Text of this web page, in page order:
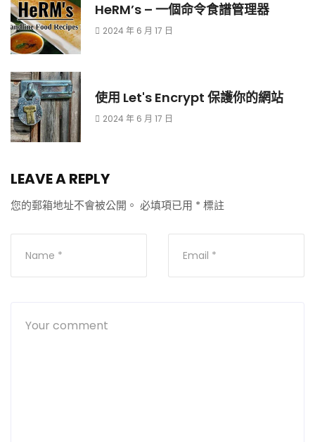
HeRM’s – 一個命令食譜管理器
2024 年 6 月 17 日
使用 Let's Encrypt 保護你的網站
2024 年 6 月 17 日
LEAVE A REPLY
您的郵箱地址不會被公開。 必填項已用 * 標註